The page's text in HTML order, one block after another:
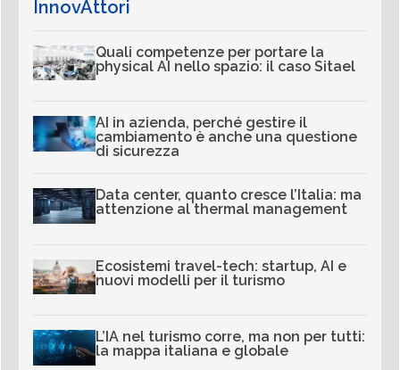
InnovAttori
Quali competenze per portare la
physical AI nello spazio: il caso Sitael
AI in azienda, perché gestire il
cambiamento è anche una questione
di sicurezza
Data center, quanto cresce l’Italia: ma
attenzione al thermal management
Ecosistemi travel-tech: startup, AI e
nuovi modelli per il turismo
L’IA nel turismo corre, ma non per tutti:
la mappa italiana e globale